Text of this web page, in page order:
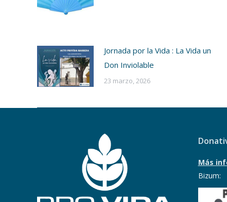
Jornada por la Vida : La Vida un
Don Inviolable
23 marzo, 2026
Más
Bizum: